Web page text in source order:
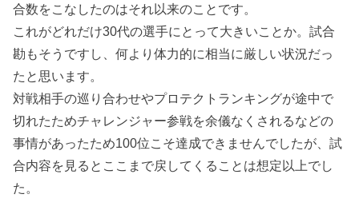
合数をこなしたのはそれ以来のことです。
これがどれだけ30代の選手にとって大きいことか。試合
勘もそうですし、何より体力的に相当に厳しい状況だっ
たと思います。
対戦相手の巡り合わせやプロテクトランキングが途中で
切れたためチャレンジャー参戦を余儀なくされるなどの
事情があったため100位こそ達成できませんでしたが、試
合内容を見るとここまで戻してくることは想定以上でし
た。